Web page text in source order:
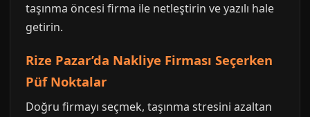
taşınma öncesi firma ile netleştirin ve yazılı hale
getirin.
Rize Pazar’da Nakliye Firması Seçerken
Püf Noktalar
Doğru firmayı seçmek, taşınma stresini azaltan